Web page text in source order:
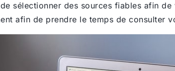
sélectionner des sources fiables afin
afin de prendre le temps de consulter